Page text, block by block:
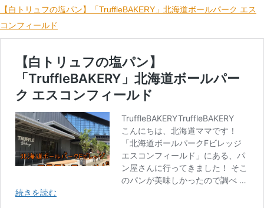
【白トリュフの塩パン】「TruffleBAKERY」北海道ボールパーク エス
コンフィールド